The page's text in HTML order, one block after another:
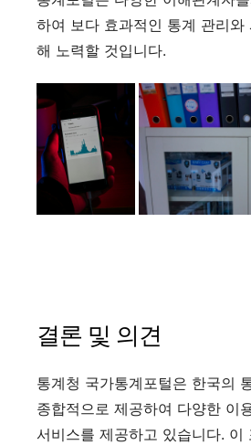
하여 보다 효과적인 통계 관리와
해 노력할 것입니다.
결론 및 의견
통계청 국가통계포털은 한국의
종합적으로 제공하여 다양한 이
서비스를 제공하고 있습니다. 이